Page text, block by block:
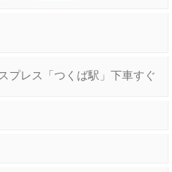
プレス「つくば駅」下車すぐ